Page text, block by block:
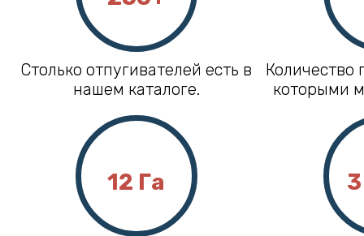
Столько отпугивателей есть в
нашем каталоге.
Количество
которыми
12 Га